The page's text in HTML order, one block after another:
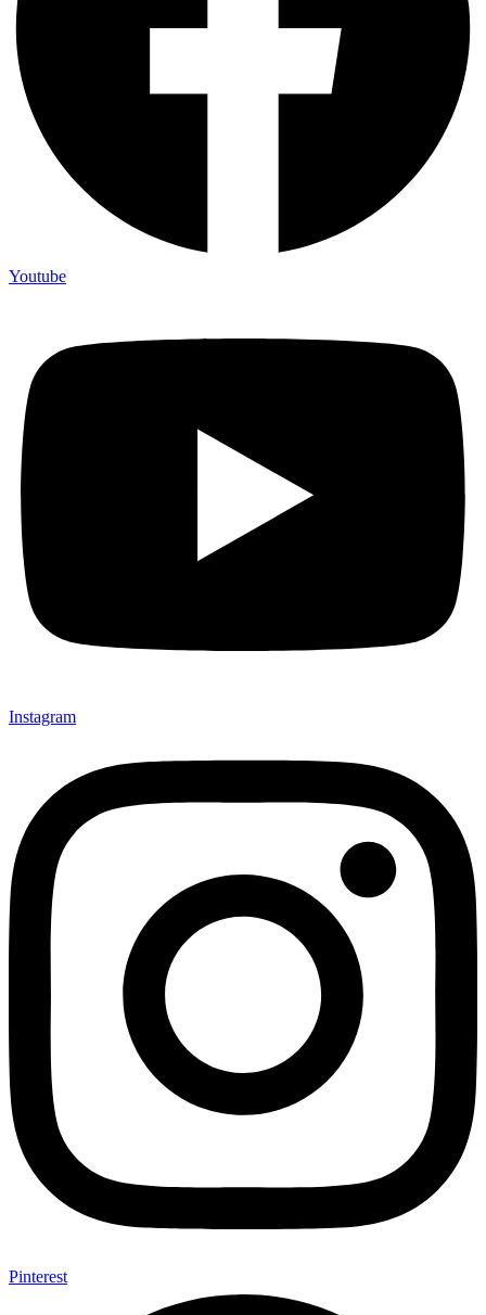
Youtube
Instagram
Pinterest